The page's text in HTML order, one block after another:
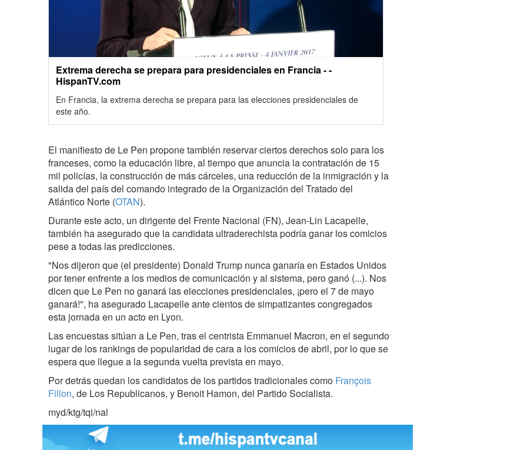
Extrema derecha se prepara para presidenciales en Francia - -
HispanTV.com
En Francia, la extrema derecha se prepara para las elecciones presidenciales de
este año.
El manifiesto de Le Pen propone también reservar ciertos derechos solo para los
franceses, como la educación libre, al tiempo que anuncia la contratación de 15
mil policías, la construcción de más cárceles, una reducción de la inmigración y la
salida del país del comando integrado de la Organización del Tratado del
Atlántico Norte (OTAN).
Durante este acto, un dirigente del Frente Nacional (FN), Jean-Lin Lacapelle,
también ha asegurado que la candidata ultraderechista podría ganar los comicios
pese a todas las predicciones.
"Nos dijeron que (el presidente) Donald Trump nunca ganaría en Estados Unidos
por tener enfrente a los medios de comunicación y al sistema, pero ganó (...). Nos
dicen que Le Pen no ganará las elecciones presidenciales, ¡pero el 7 de mayo
ganará!", ha asegurado Lacapelle ante cientos de simpatizantes congregados
esta jornada en un acto en Lyon.
Las encuestas sitúan a Le Pen, tras el centrista Emmanuel Macron, en el segundo
lugar de los rankings de popularidad de cara a los comicios de abril, por lo que se
espera que llegue a la segunda vuelta prevista en mayo.
Por detrás quedan los candidatos de los partidos tradicionales como François
Fillon, de Los Republicanos, y Benoit Hamon, del Partido Socialista.
myd/ktg/tqi/nal